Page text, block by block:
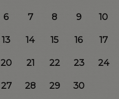
6 7 8 9 10
13 14 15 16 17
20 21 22 23 24
27 28 29 30